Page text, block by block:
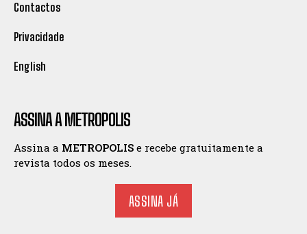
Contactos
Privacidade
English
ASSINA A METROPOLIS
Assina a METROPOLIS e recebe gratuitamente a
revista todos os meses.
ASSINA JÁ